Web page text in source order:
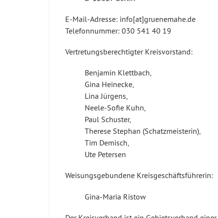
E-Mail-Adresse: info[at]gruenemahe.de
Telefonnummer: 030 541 40 19
Vertretungsberechtigter Kreisvorstand:
Benjamin Klettbach,
Gina Heinecke,
Lina Jürgens,
Neele-Sofie Kuhn,
Paul Schuster,
Therese Stephan (Schatzmeisterin),
Tim Demisch,
Ute Petersen
Weisungsgebundene Kreisgeschäftsführerin:
Gina-Maria Ristow